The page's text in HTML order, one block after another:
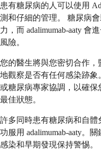
患有糖尿病的人可以使用
測和仔細的管理。 糖尿病
力，而 adalimumab-aaty 會
風險。
您的醫生將與您密切合作
地觀察是否有任何感染跡
或糖尿病專家協調，以確
最佳狀態。
許多同時患有糖尿病和自
功服用 adalimumab-aaty。
感染和早期發現保持警惕。